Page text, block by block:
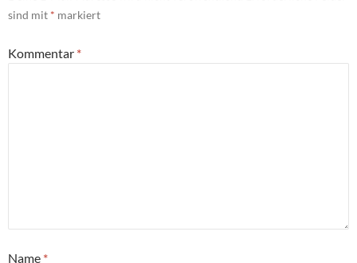
sind mit * markiert
Kommentar *
Name *